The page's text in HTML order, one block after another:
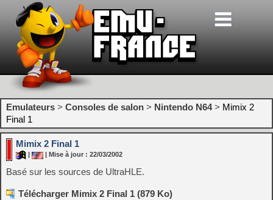
Emulateurs > Consoles de salon > Nintendo N64> Mimix 2
Final 1
Mimix 2 Final 1
| Mise à jour : 22/03/2002
Basé sur les sources de UltraHLE.
Télécharger Mimix 2 Final 1 (879 Ko)